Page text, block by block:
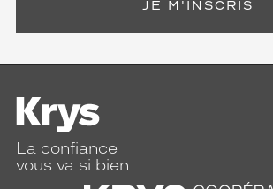
JE M'INSCRIS
La confiance
vous va si bien